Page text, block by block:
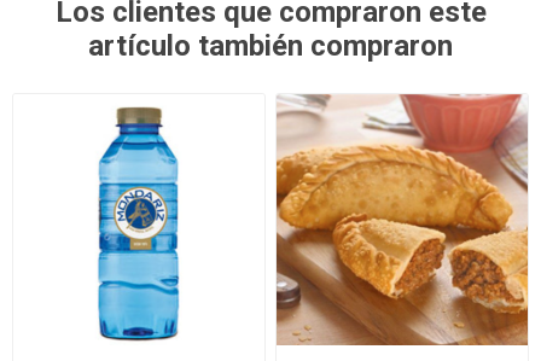
Los clientes que compraron este
artículo también compraron